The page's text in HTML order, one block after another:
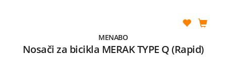
MENABO
Nosači za bicikla MERAK TYPE Q (Rapid)